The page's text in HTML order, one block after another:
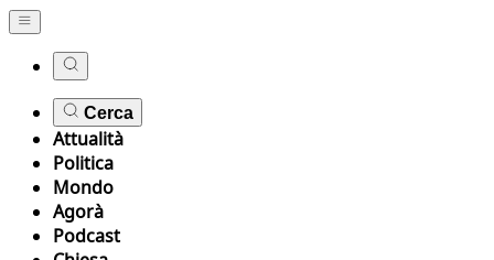
Cerca
Attualità
Politica
Mondo
Agorà
Podcast